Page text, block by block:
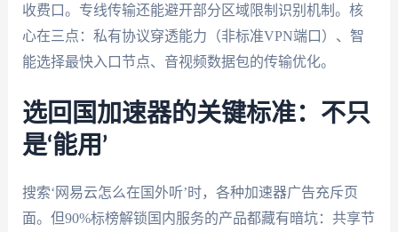
收费口。专线传输还能避开部分区域限制识别机制。核
心在三点：私有协议穿透能力（非标准VPN端口）、智
能选择最快入口节点、音视频数据包的传输优化。
选回国加速器的关键标准：不只
是‘能用’
搜索‘网易云怎么在国外听’时，各种加速器广告充斥页
面。但90%标榜解锁国内服务的产品都藏有暗坑：共享节